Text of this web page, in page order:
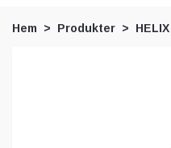
Hem Produkter